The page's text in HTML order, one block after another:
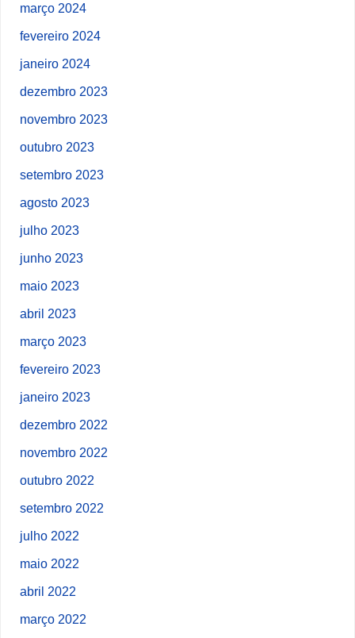
março 2024
fevereiro 2024
janeiro 2024
dezembro 2023
novembro 2023
outubro 2023
setembro 2023
agosto 2023
julho 2023
junho 2023
maio 2023
abril 2023
março 2023
fevereiro 2023
janeiro 2023
dezembro 2022
novembro 2022
outubro 2022
setembro 2022
julho 2022
maio 2022
abril 2022
março 2022